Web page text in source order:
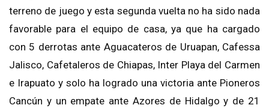
terreno de juego y esta segunda vuelta no ha sido nada
favorable para el equipo de casa, ya que ha cargado
con 5 derrotas ante Aguacateros de Uruapan, Cafessa
Jalisco, Cafetaleros de Chiapas, Inter Playa del Carmen
e Irapuato y solo ha logrado una victoria ante Pioneros
Cancún y un empate ante Azores de Hidalgo y de 21